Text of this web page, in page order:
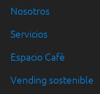
Nosotros
Servicios
Espacio Cafè
Vending sostenible